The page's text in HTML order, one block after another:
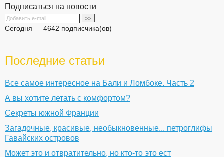
Подписаться на новости
Сегодня — 4642 подписчика(ов)
Последние статьи
Все самое интересное на Бали и Ломбоке. Часть 2
А вы хотите летать с комфортом?
Секреты южной Франции
Загадочные, красивые, необыкновенные... петроглифы
Гавайских островов
Может это и отвратительно, но кто-то это ест